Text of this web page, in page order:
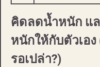
คิดลดน้ำหนัก แ
หนักให้กับตัวเอ
รอเปล่า?)